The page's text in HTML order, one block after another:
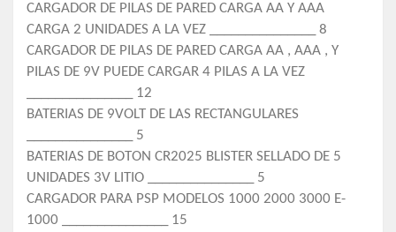
CARGADOR DE PILAS DE PARED CARGA AA Y AAA
CARGA 2 UNIDADES A LA VEZ _______________ 8
CARGADOR DE PILAS DE PARED CARGA AA , AAA , Y
PILAS DE 9V PUEDE CARGAR 4 PILAS A LA VEZ
_______________ 12
BATERIAS DE 9VOLT DE LAS RECTANGULARES
_______________ 5
BATERIAS DE BOTON CR2025 BLISTER SELLADO DE 5
UNIDADES 3V LITIO _______________ 5
CARGADOR PARA PSP MODELOS 1000 2000 3000 E-
1000 _______________ 15